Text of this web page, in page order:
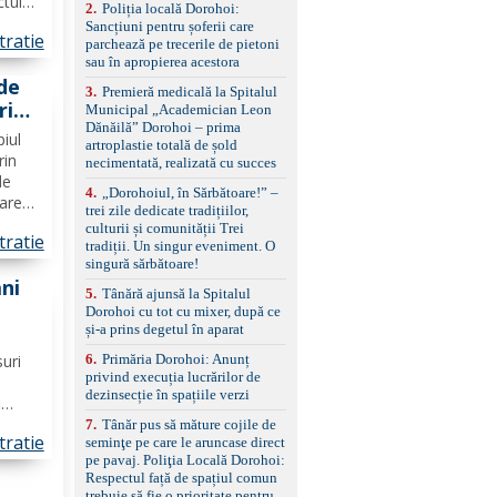
și
nu
reglaj lombar electric
pentru șofer și pasager
Volan multifuncțional
îmbrăcat în piele, cu
treptelor Adaptive cruise
control, asistent
schimbare bandă și
menținere bandă Faruri
bi-xenon adaptive cu
funcție Cornering,
asistent fază lungă
automată , lumini de zi
LED, proiectoare ceață
LED, spălătoare faruri
față/spate, cameră
marșarier Keyless entry
& start, geamuri electrice
electrice, încălzite și
rabatabile Sistem hands-
free, Bluetooth, USB
Sistem start/stop, frână
de parcare electrică,
anvelope vară runflat
Control presiune pneuri,
filtru de particule,
2. Poliția locală Dorohoi:
Sancțiuni pentru șoferii care
parchează pe trecerile de pietoni
sau în apropierea acestora
3. Premieră medicală la Spitalul
Municipal „Academician Leon
Dănăilă” Dorohoi – prima
artroplastie totală de șold
necimentată, realizată cu succes
4.
„Dorohoiul, în Sărbătoare!” –
trei zile dedicate tradițiilor,
culturii și comunității Trei
tradiții. Un singur eveniment. O
singură sărbătoare!
5. Tânără ajunsă la Spitalul
Dorohoi cu tot cu mixer, după ce
și-a prins degetul în aparat
6. Primăria Dorohoi: Anunț
privind execuția lucrărilor de
dezinsecție în spațiile verzi
7. Tânăr pus să măture cojile de
seminţe pe care le aruncase direct
pe pavaj. Poliţia Locală Dorohoi:
Respectul față de spațiul comun